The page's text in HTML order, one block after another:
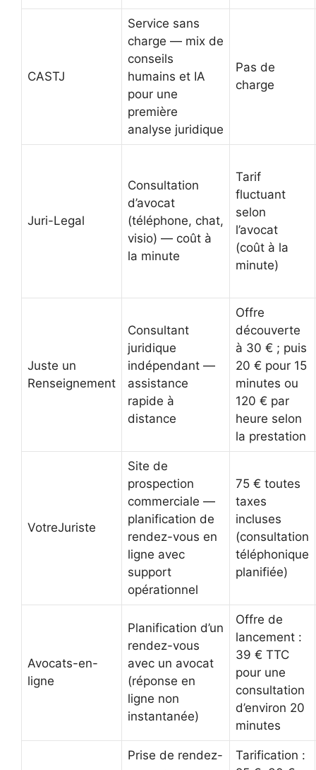
CASTJ
Service sans
charge — mix de
conseils
humains et IA
pour une
première
analyse juridique
Pas de
charge
Juri-Legal
Consultation
d’avocat
(téléphone, chat,
visio) — coût à
la minute
Tarif
fluctuant
selon
l’avocat
(coût à la
minute)
Juste un
Renseignement
Consultant
juridique
indépendant —
assistance
rapide à
distance
Offre
découverte
à 30 € ; puis
20 € pour 15
minutes ou
120 € par
heure selon
la prestation
VotreJuriste
Site de
prospection
commerciale —
planification de
rendez-vous en
ligne avec
support
opérationnel
75 € toutes
taxes
incluses
(consultation
téléphonique
planifiée)
Avocats-en-
ligne
Planification d’un
rendez-vous
avec un avocat
(réponse en
ligne non
instantanée)
Offre de
lancement :
39 € TTC
pour une
consultation
d’environ 20
minutes
Prise de rendez-
Tarification :